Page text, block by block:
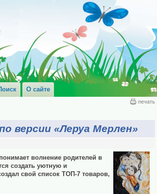
О сайте
печать
версии «Леруа Мерлен»
волнение родителей в
создать уютную и
свой список ТОП-7 товаров,